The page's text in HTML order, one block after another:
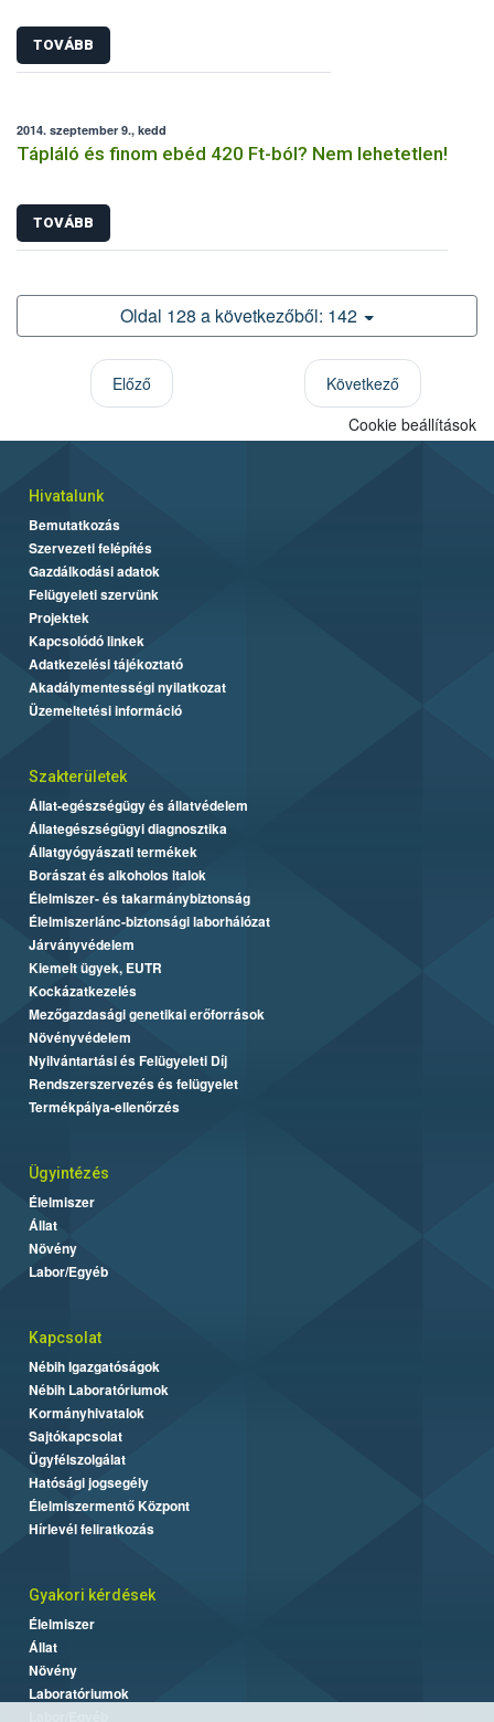
TOVÁBB
2014. szeptember 9., kedd
Tápláló és finom ebéd 420 Ft-ból? Nem lehetetlen!
TOVÁBB
Oldal 128 a következőből: 142
Előző
Következő
Cookie beállítások
Hivatalunk
Bemutatkozás
Szervezeti felépítés
Gazdálkodási adatok
Felügyeleti szervünk
Projektek
Kapcsolódó linkek
Adatkezelési tájékoztató
Akadálymentességi nyilatkozat
Üzemeltetési információ
Szakterületek
Állat-egészségügy és állatvédelem
Állategészségügyi diagnosztika
Állatgyógyászati termékek
Borászat és alkoholos italok
Élelmiszer- és takarmánybiztonság
Élelmiszerlánc-biztonsági laborhálózat
Járványvédelem
Kiemelt ügyek, EUTR
Kockázatkezelés
Mezőgazdasági genetikai erőforrások
Növényvédelem
Nyilvántartási és Felügyeleti Díj
Rendszerszervezés és felügyelet
Termékpálya-ellenőrzés
Ügyintézés
Élelmiszer
Állat
Növény
Labor/Egyéb
Kapcsolat
Nébih Igazgatóságok
Nébih Laboratóriumok
Kormányhivatalok
Sajtókapcsolat
Ügyfélszolgálat
Hatósági jogsegély
Élelmiszermentő Központ
Hírlevél feliratkozás
Gyakori kérdések
Élelmiszer
Állat
Növény
Laboratóriumok